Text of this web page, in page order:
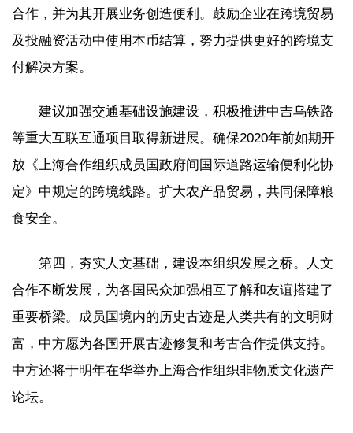
合作，并为其开展业务创造便利。鼓励企业在跨境贸易
及投融资活动中使用本币结算，努力提供更好的跨境支
付解决方案。
建议加强交通基础设施建设，积极推进中吉乌铁路
等重大互联互通项目取得新进展。确保2020年前如期开
放《上海合作组织成员国政府间国际道路运输便利化协
定》中规定的跨境线路。扩大农产品贸易，共同保障粮
食安全。
第四，夯实人文基础，建设本组织发展之桥。人文
合作不断发展，为各国民众加强相互了解和友谊搭建了
重要桥梁。成员国境内的历史古迹是人类共有的文明财
富，中方愿为各国开展古迹修复和考古合作提供支持。
中方还将于明年在华举办上海合作组织非物质文化遗产
论坛。